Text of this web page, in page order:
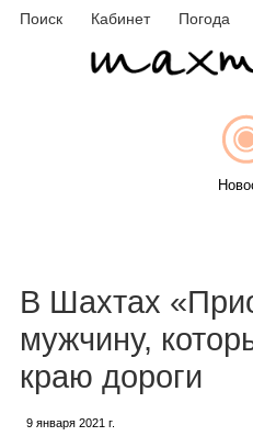
Поиск Кабинет Погода
В Шахтах
мужчину,
краю дороги
9 января 2021 г.